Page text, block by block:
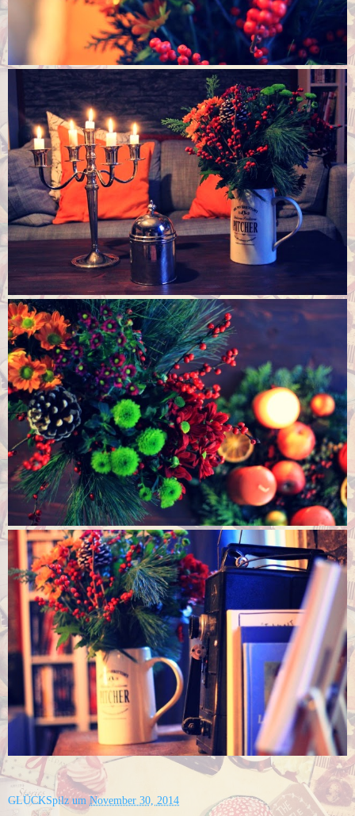
GLÜCKSpilz umNovember 30, 2014